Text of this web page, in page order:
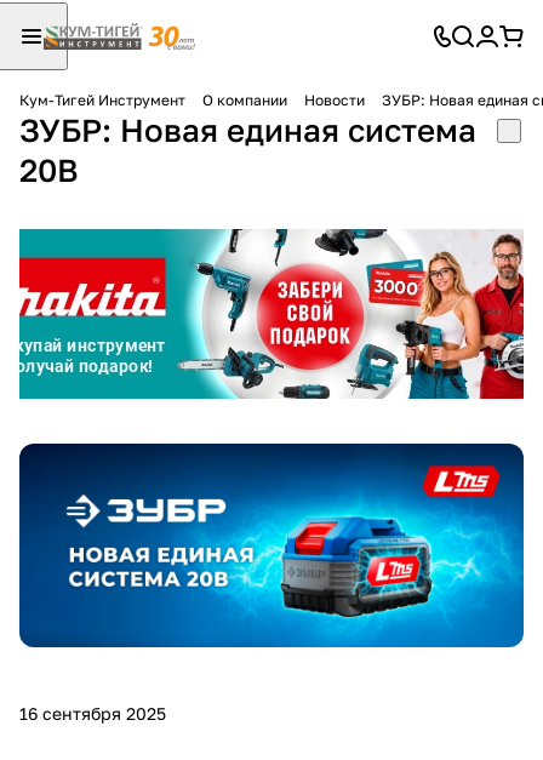
Кум-Тигей Инструмент О компании Новости ЗУБР: Новая единая
ЗУБР: Новая единая система
20В
16 сентября 2025
Для клиентов всех банков
Разбейте
оплатуна части
без переплат
График платежей
Сегодня
Добавляйте товары
25% картой любого банка